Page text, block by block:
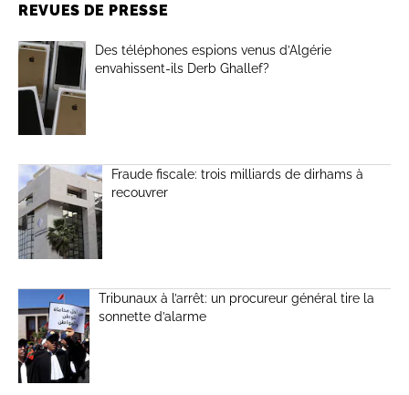
REVUES DE PRESSE
Des téléphones espions venus d’Algérie
envahissent-ils Derb Ghallef?
Fraude fiscale: trois milliards de dirhams à
recouvrer
Tribunaux à l’arrêt: un procureur général tire la
sonnette d’alarme